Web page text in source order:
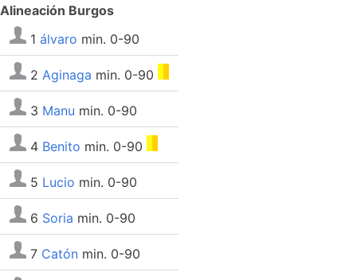
Alineación Burgos
1 álvaro min. 0-90
2 Aginaga min. 0-90
3 Manu min. 0-90
4 Benito min. 0-90
5 Lucio min. 0-90
6 Soria min. 0-90
7 Catón min. 0-90